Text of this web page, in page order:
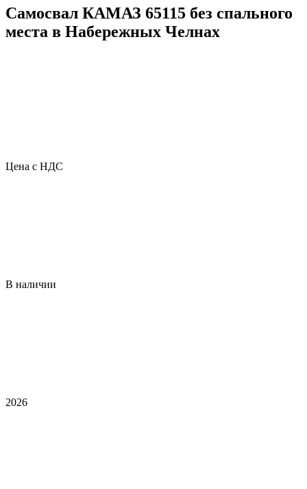
Самосвал КАМАЗ 65115 без спального
места в Набережных Челнах
Цена с НДС
В наличии
2026